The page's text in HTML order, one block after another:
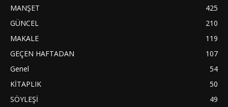
MANŞET
425
GÜNCEL
210
MAKALE
119
GEÇEN HAFTADAN
107
Genel
54
KİTAPLIK
50
SÖYLEŞİ
49